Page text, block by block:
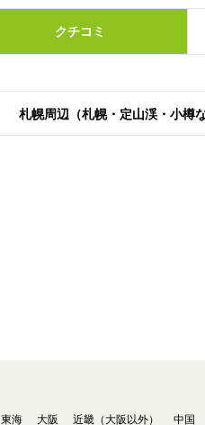
クチコミ
札幌周辺（札幌・定山渓・小樽
東海 大阪 近畿（大阪以外） 中国